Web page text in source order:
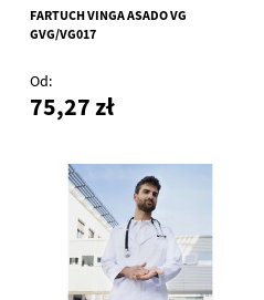
FARTUCH VINGA ASADO VG
GVG/VG017
Od
75,27 zł